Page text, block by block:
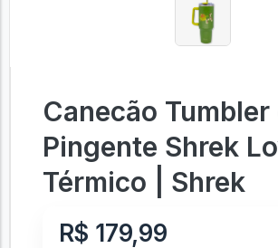
Canecão Tumbler
Pingente Shrek
Térmico | Shrek
R$ 179,99